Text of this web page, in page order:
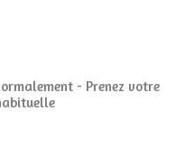
- Prenez votre